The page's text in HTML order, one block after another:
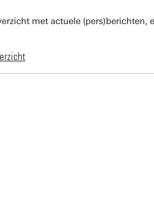
met actuele (pers)berichten,